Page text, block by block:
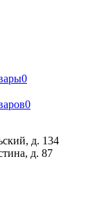
0
0
д. 134
д. 87